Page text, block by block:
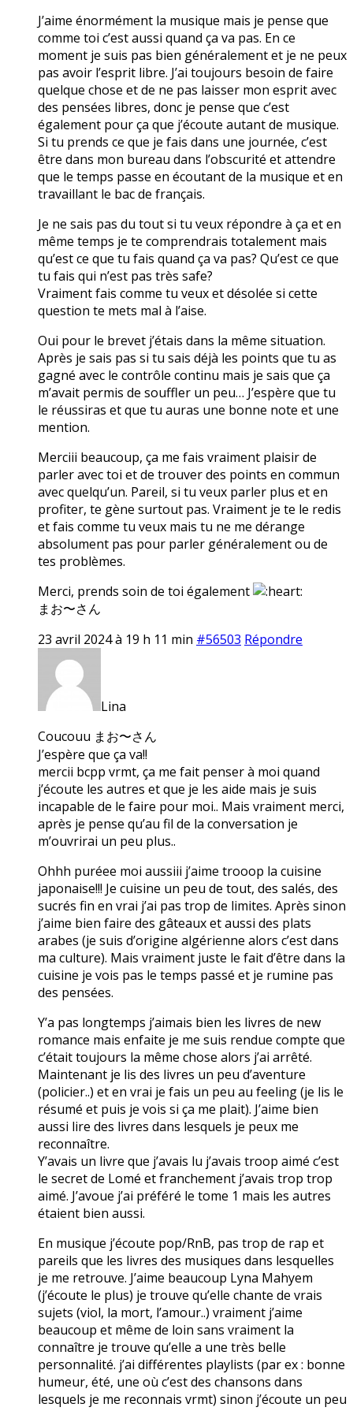
J’aime énormément la musique mais je pense que
comme toi c’est aussi quand ça va pas. En ce
moment je suis pas bien généralement et je ne peux
pas avoir l’esprit libre. J’ai toujours besoin de faire
quelque chose et de ne pas laisser mon esprit avec
des pensées libres, donc je pense que c’est
également pour ça que j’écoute autant de musique.
Si tu prends ce que je fais dans une journée, c’est
être dans mon bureau dans l’obscurité et attendre
que le temps passe en écoutant de la musique et en
travaillant le bac de français.
Je ne sais pas du tout si tu veux répondre à ça et en
même temps je te comprendrais totalement mais
qu’est ce que tu fais quand ça va pas? Qu’est ce que
tu fais qui n’est pas très safe?
Vraiment fais comme tu veux et désolée si cette
question te mets mal à l’aise.
Oui pour le brevet j’étais dans la même situation.
Après je sais pas si tu sais déjà les points que tu as
gagné avec le contrôle continu mais je sais que ça
m’avait permis de souffler un peu… J’espère que tu
le réussiras et que tu auras une bonne note et une
mention.
Merciii beaucoup, ça me fais vraiment plaisir de
parler avec toi et de trouver des points en commun
avec quelqu’un. Pareil, si tu veux parler plus et en
profiter, te gène surtout pas. Vraiment je te le redis
et fais comme tu veux mais tu ne me dérange
absolument pas pour parler généralement ou de
tes problèmes.
Merci, prends soin de toi également
まお〜さん
23 avril 2024 à 19 h 11 min #56503 Répondre
Lina
Coucouu まお〜さん
J’espère que ça va!!
mercii bcpp vrmt, ça me fait penser à moi quand
j’écoute les autres et que je les aide mais je suis
incapable de le faire pour moi.. Mais vraiment merci,
après je pense qu’au fil de la conversation je
m’ouvrirai un peu plus..
Ohhh puréee moi aussiii j’aime trooop la cuisine
japonaise!!! Je cuisine un peu de tout, des salés, des
sucrés fin en vrai j’ai pas trop de limites. Après sinon
j’aime bien faire des gâteaux et aussi des plats
arabes (je suis d’origine algérienne alors c’est dans
ma culture). Mais vraiment juste le fait d’être dans la
cuisine je vois pas le temps passé et je rumine pas
des pensées.
Y’a pas longtemps j’aimais bien les livres de new
romance mais enfaite je me suis rendue compte que
c’était toujours la même chose alors j’ai arrêté.
Maintenant je lis des livres un peu d’aventure
(policier..) et en vrai je fais un peu au feeling (je lis le
résumé et puis je vois si ça me plait). J’aime bien
aussi lire des livres dans lesquels je peux me
reconnaître.
Y’avais un livre que j’avais lu j’avais troop aimé c’est
le secret de Lomé et franchement j’avais trop trop
aimé. J’avoue j’ai préféré le tome 1 mais les autres
étaient bien aussi.
En musique j’écoute pop/RnB, pas trop de rap et
pareils que les livres des musiques dans lesquelles
je me retrouve. J’aime beaucoup Lyna Mahyem
(j’écoute le plus) je trouve qu’elle chante de vrais
sujets (viol, la mort, l’amour..) vraiment j’aime
beaucoup et même de loin sans vraiment la
connaître je trouve qu’elle a une très belle
personnalité. j’ai différentes playlists (par ex : bonne
humeur, été, une où c’est des chansons dans
lesquels je me reconnais vrmt) sinon j’écoute un peu